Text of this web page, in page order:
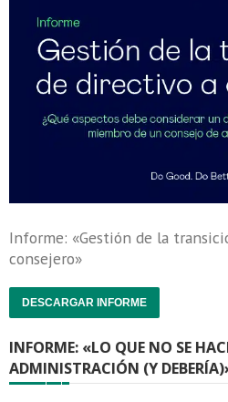
Informe: «Gestión de la
consejero»
DESCARGAR INFORME
INFORME: «LO QUE NO SE
ADMINISTRACIÓN (Y